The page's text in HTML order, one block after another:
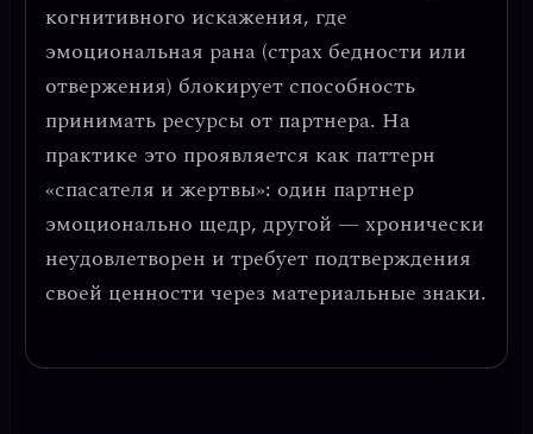
когнитивного искажения, где
эмоциональная рана (страх бедности или
отвержения) блокирует способность
принимать ресурсы от партнера. На
практике это проявляется как паттерн
«спасателя и жертвы»: один партнер
эмоционально щедр, другой — хронически
неудовлетворен и требует подтверждения
своей ценности через материальные знаки.